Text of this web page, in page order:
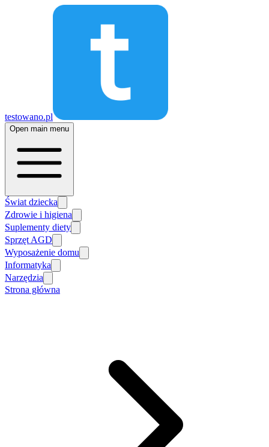
testowano.pl
Open main menu
Świat dziecka
Zdrowie i higiena
Suplementy diety
Sprzęt AGD
Wyposażenie domu
Informatyka
Narzędzia
Strona główna